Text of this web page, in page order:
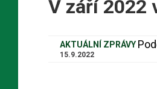
V září 2022
AKTUÁLNÍ ZPRÁVY
15.9.2022